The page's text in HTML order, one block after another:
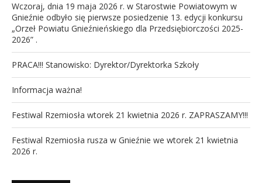
Wczoraj, dnia 19 maja 2026 r. w Starostwie Powiatowym w
Gnieźnie odbyło się pierwsze posiedzenie 13. edycji konkursu
„Orzeł Powiatu Gnieźnieńskiego dla Przedsiębiorczości 2025-
2026” .
PRACA!!! Stanowisko: Dyrektor/Dyrektorka Szkoły
Informacja ważna!
Festiwal Rzemiosła wtorek 21 kwietnia 2026 r. ZAPRASZAMY!!!
Festiwal Rzemiosła rusza w Gnieźnie we wtorek 21 kwietnia
2026 r.